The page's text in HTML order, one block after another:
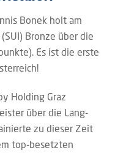
Bonek holt am
Bronze über die
Es ist die erste
Holding Graz
über die Lang-
zu dieser Zeit
top-besetzten